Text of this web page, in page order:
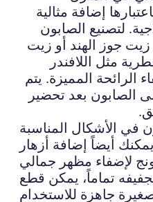
إضافة مثالية
لتصنيع الصابون
جوز الهند أو زيت
مثل اللافندر
الرائحة المميزة. يتم
الصابون بعد تحضير
في الأشكال المناسبة
أيضاً إضافة أزهار
لإضفاء مظهر جمالي
تماماً، يمكن قطع